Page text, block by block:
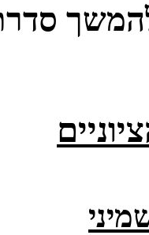
יוניים